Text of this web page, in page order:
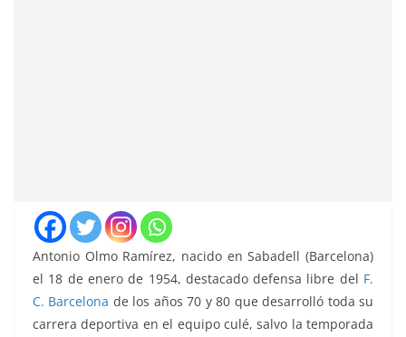
Antonio Olmo Ramírez, nacido en Sabadell (Barcelona)
el 18 de enero de 1954, destacado defensa libre del F.
C. Barcelona de los años 70 y 80 que desarrolló toda su
carrera deportiva en el equipo culé, salvo la temporada